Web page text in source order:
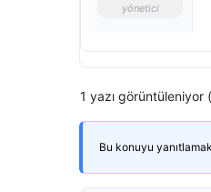
yönetici
1 yazı görüntüleniyor
Bu konuyu